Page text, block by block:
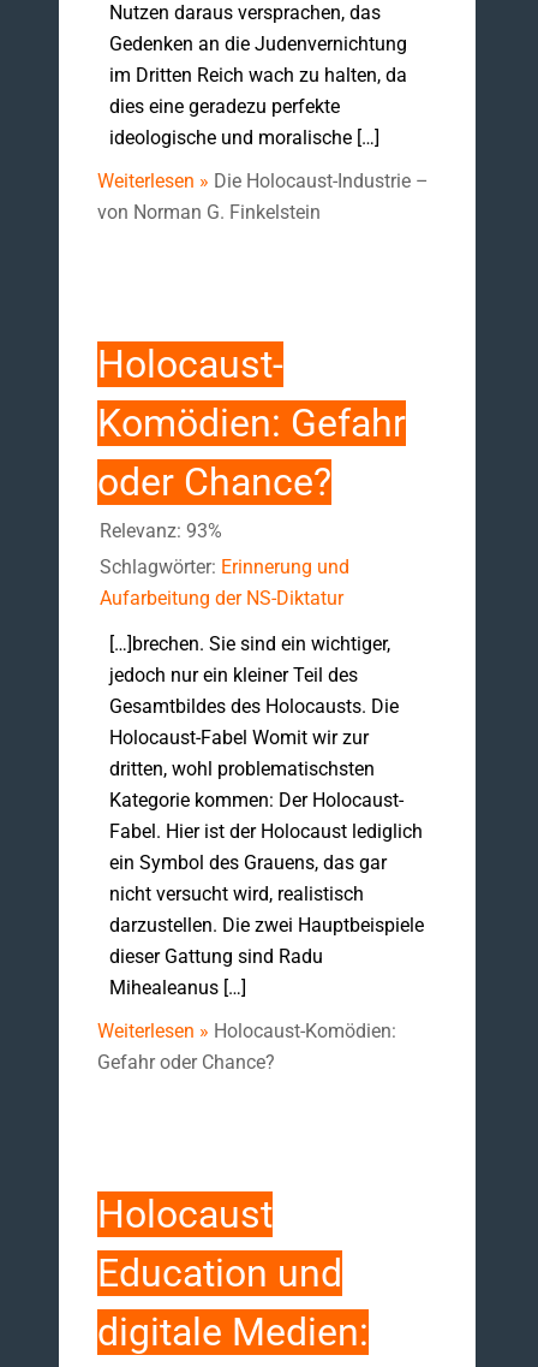
Nutzen daraus versprachen, das
Gedenken an die Judenvernichtung
im Dritten Reich wach zu halten, da
dies eine geradezu perfekte
ideologische und moralische […]
Weiterlesen » Die Holocaust-Industrie –
von Norman G. Finkelstein
Holocaust-
Komödien: Gefahr
oder Chance?
Relevanz: 93%
Schlagwörter: Erinnerung und
Aufarbeitung der NS-Diktatur
[…]brechen. Sie sind ein wichtiger,
jedoch nur ein kleiner Teil des
Gesamtbildes des Holocausts. Die
Holocaust-Fabel Womit wir zur
dritten, wohl problematischsten
Kategorie kommen: Der Holocaust-
Fabel. Hier ist der Holocaust lediglich
ein Symbol des Grauens, das gar
nicht versucht wird, realistisch
darzustellen. Die zwei Hauptbeispiele
dieser Gattung sind Radu
Mihealeanus […]
Weiterlesen » Holocaust-Komödien:
Gefahr oder Chance?
Holocaust
Education und
digitale Medien: